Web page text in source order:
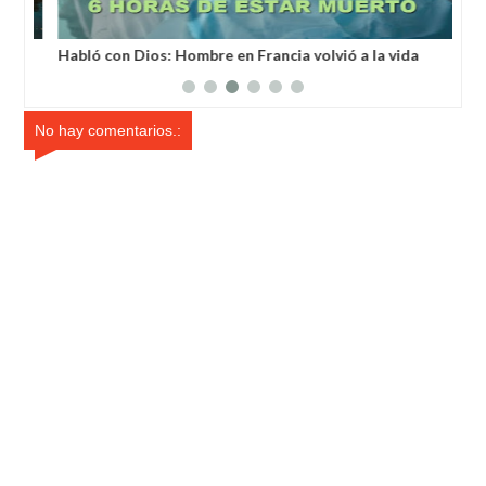
Habló con Dios: Hombre en Francia volvió a la vida
No hay comentarios.: